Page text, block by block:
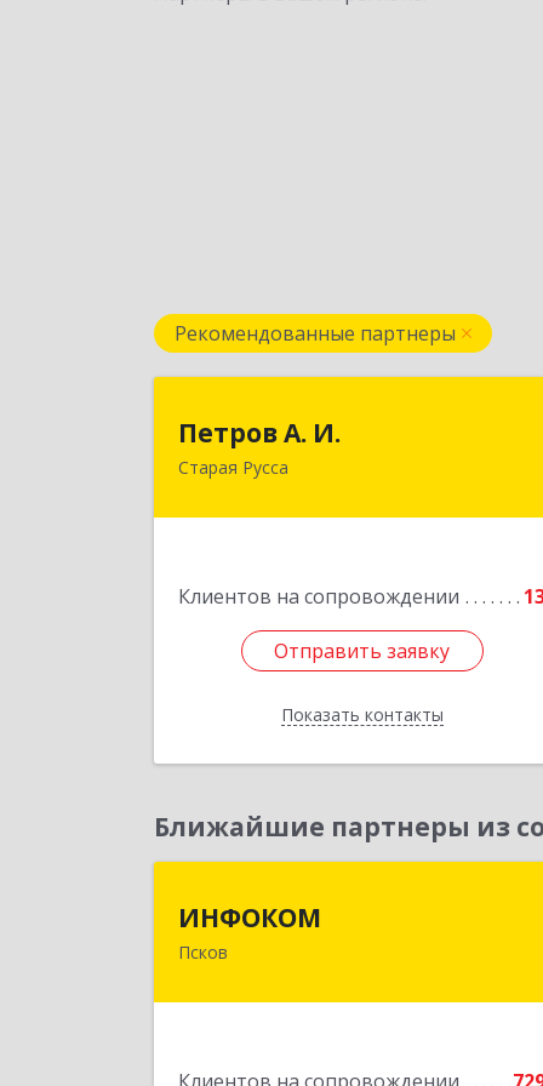
Рекомендованные партнеры
Петров А. И.
Старая Русса
Клиентов на сопровождении
Отправить заявку
Показать контакты
Старая Русса, пер.Волотовский, д.23
Отправить заявку
Назад
Ближайшие партнеры из
ИНФОКОМ
Псков